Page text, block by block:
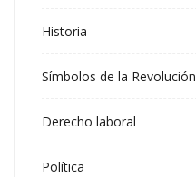
Historia
Símbolos de la Revolución
Derecho laboral
Política